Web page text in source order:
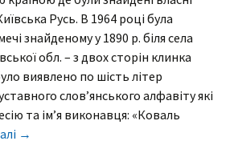
Русь. В 1964 році була
знайденому у 1890 р. біля села
обл. – з двох сторін клинка
виявлено по шість літер
слов’янського алфавіту які
та ім’я виконавця: «Коваль
→